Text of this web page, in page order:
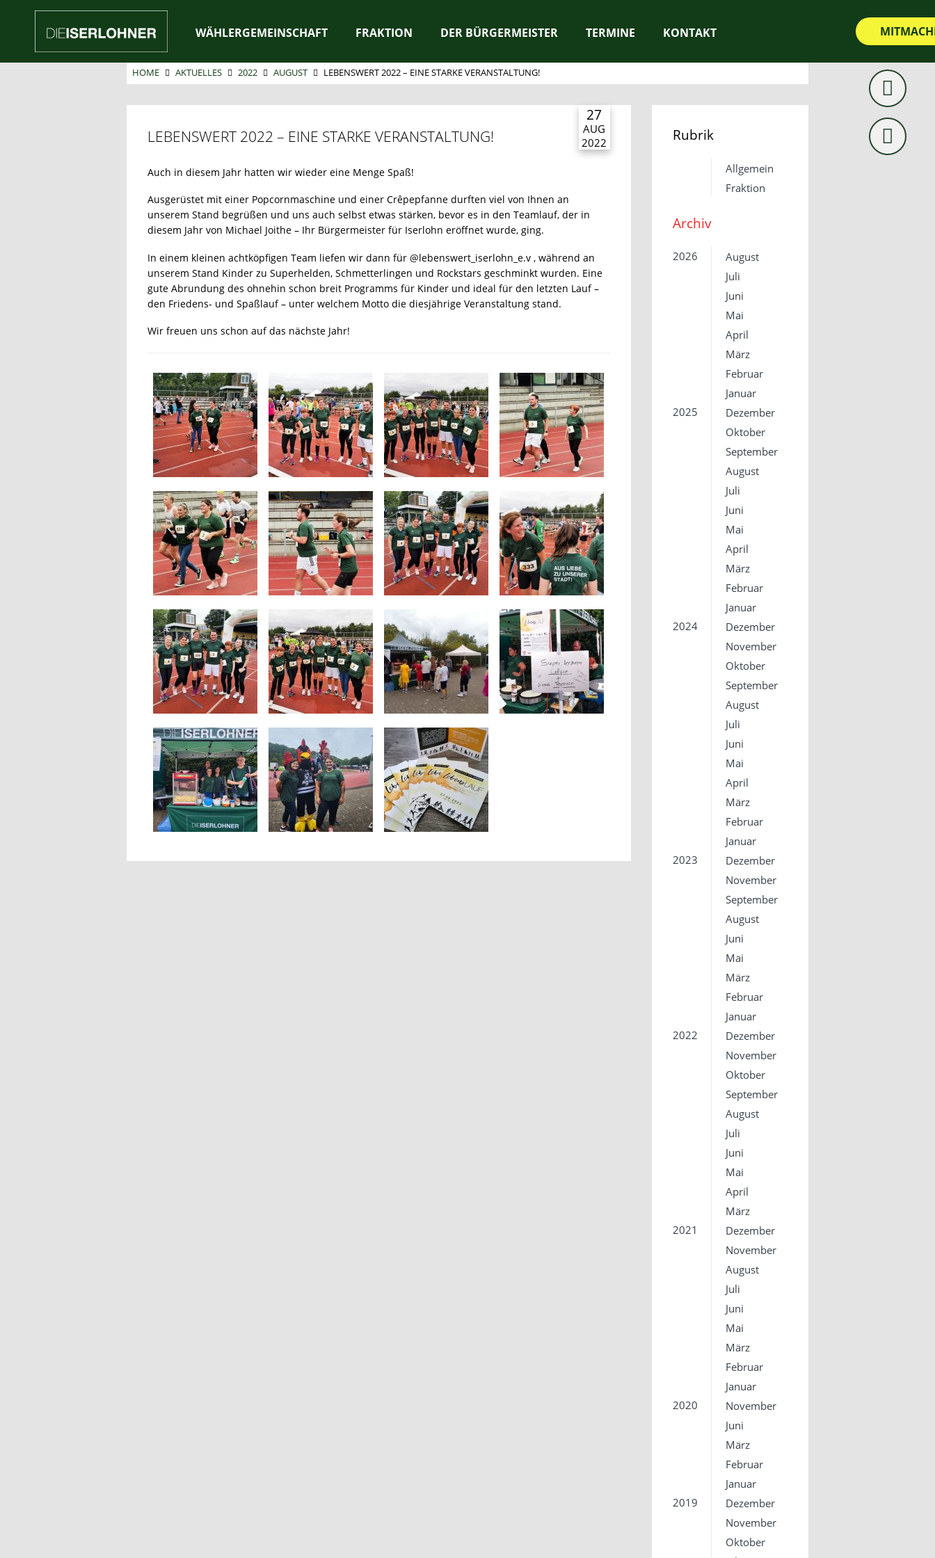
WÄHLERGEMEINSCHAFT FRAKTION DER BÜRGERMEISTER TERMINE KONTAKT
HOME AKTUELLES 2022 AUGUST LEBENSWERT 2022 – EINE STARKE VERANSTALTUNG!
27
AUG
2022
LEBENSWERT 2022 – EINE STARKE VERANSTALTUNG!
Auch in diesem Jahr hatten wir wieder eine Menge Spaß!
Ausgerüstet mit einer Popcornmaschine und einer Crêpepfanne durften viel von Ihnen an
unserem Stand begrüßen und uns auch selbst etwas stärken, bevor es in den Teamlauf, der in
diesem Jahr von Michael Joithe – Ihr Bürgermeister für Iserlohn eröffnet wurde, ging.
In einem kleinen achtköpfigen Team liefen wir dann für @lebenswert_iserlohn_e.v , während an
unserem Stand Kinder zu Superhelden, Schmetterlingen und Rockstars geschminkt wurden. Eine
gute Abrundung des ohnehin schon breit Programms für Kinder und ideal für den letzten Lauf –
den Friedens- und Spaßlauf – unter welchem Motto die diesjährige Veranstaltung stand.
Wir freuen uns schon auf das nächste Jahr!
Rubrik
Allgemein
Fraktion
Archiv
2026
August
Juli
Juni
Mai
April
März
Februar
Januar
2025
Dezember
Oktober
September
August
Juli
Juni
Mai
April
März
Februar
Januar
2024
Dezember
November
Oktober
September
August
Juli
Juni
Mai
April
März
Februar
Januar
2023
Dezember
November
September
August
Juni
Mai
März
Februar
Januar
2022
Dezember
November
Oktober
September
August
Juli
Juni
Mai
April
März
2021
Dezember
November
August
Juli
Juni
Mai
März
Februar
Januar
2020
November
Juni
März
Februar
Januar
2019
Dezember
November
Oktober